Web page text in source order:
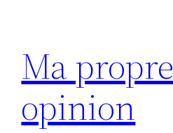
contenu
Ma propre
opinion